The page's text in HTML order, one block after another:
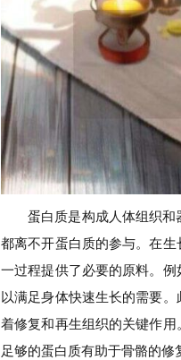
蛋白质是构成人体组织和
都离不开蛋白质的参与。在
一过程提供了必要的原料。例
以满足身体快速生长的需要
着修复和再生组织的关键作
足够的蛋白质有助于骨骼的修